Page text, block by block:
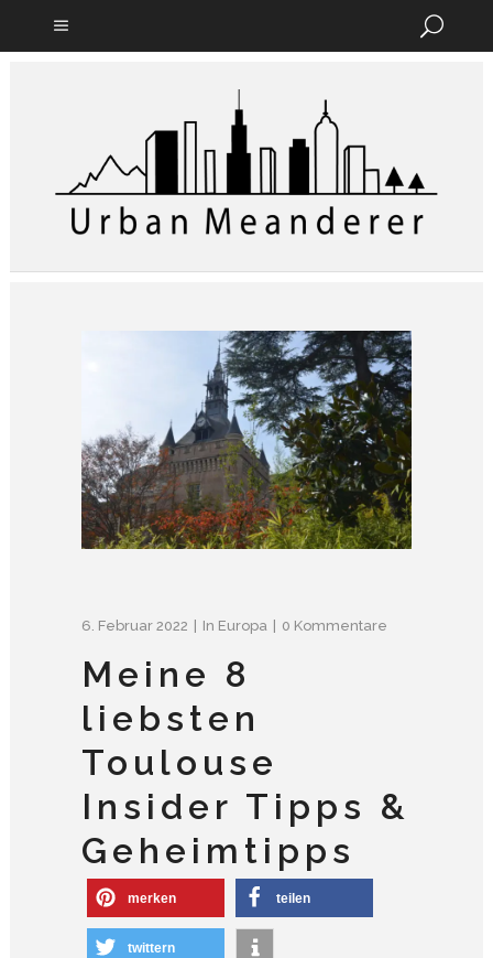
6. Februar 2022 In Europa 0 Kommentare
Meine 8
liebsten
Toulouse
Insider Tipps &
Geheimtipps
merken teilen
twittern